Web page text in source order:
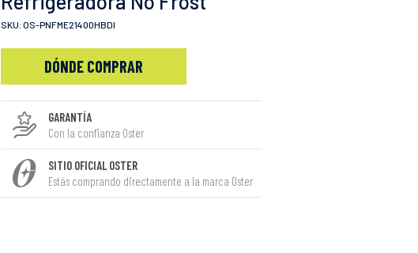
SKU: OS-PNFME21400HBDI
DÓNDE COMPRAR
GARANTÍA
Con la confianza Oster
SITIO OFICIAL OSTER
Estás comprando directamente a la marca Oster